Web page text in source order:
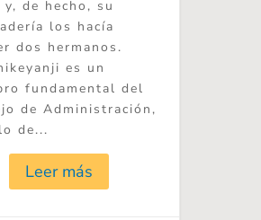
de hecho, su
los hacía
dos hermanos.
es un
fundamental del
de Administración,
de...
Leer más